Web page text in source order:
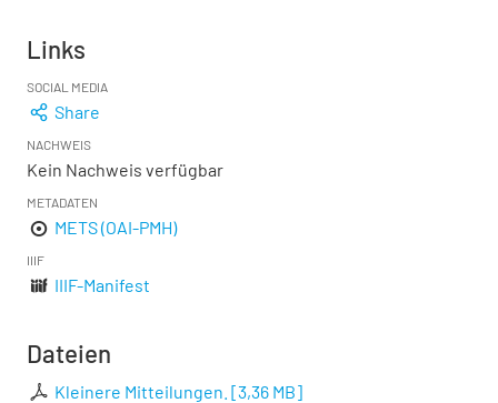
Links
SOCIAL MEDIA
Share
NACHWEIS
Kein Nachweis verfügbar
METADATEN
METS (OAI-PMH)
IIIF
IIIF-Manifest
Dateien
Kleinere Mitteilungen. [3,36 MB]